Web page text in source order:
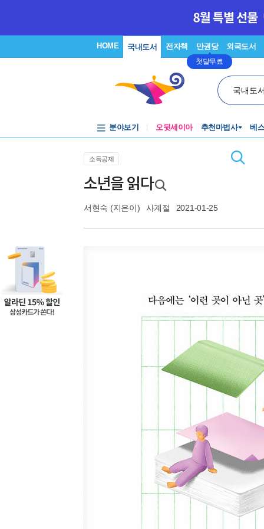
HOME 국내도서 전자책 만권당
첫달무료
외국도서
국내도
분야보기 오뒷세이아 추천마법사 베
소득공제
소년을 읽다
서현숙 (지은이) 사계절 2021-01-25